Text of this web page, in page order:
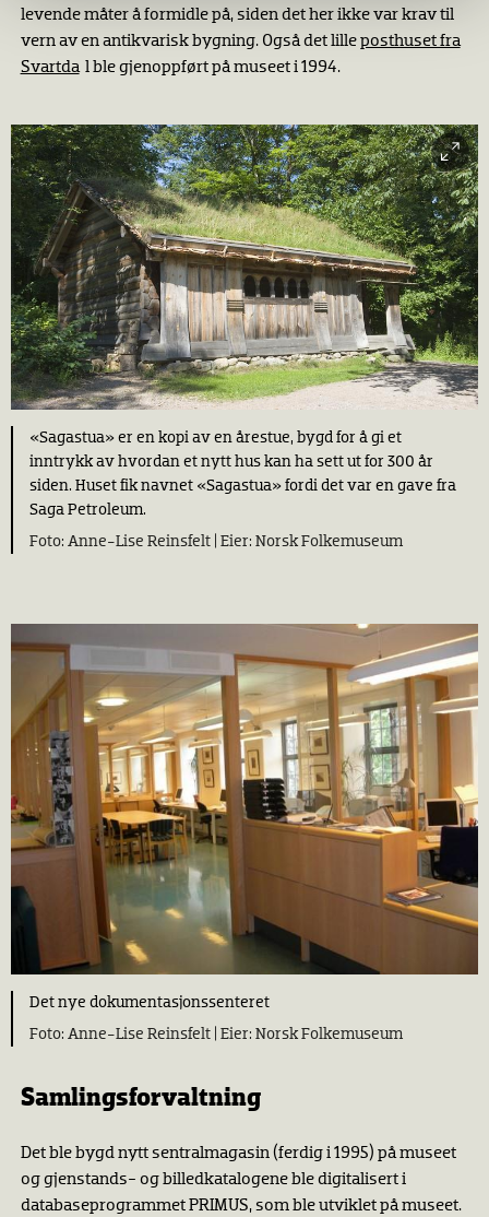
levende måter å formidle på, siden det her ikke var krav til
vern av en antikvarisk bygning. Også det lilleposthuset fra
Svartda l ble gjenoppført på museet i 1994.
«Sagastua» er en kopi av en årestue, bygd for å gi et
inntrykk av hvordan et nytt hus kan ha sett ut for 300 år
siden. Huset fik navnet «Sagastua» fordi det var en gave fra
Saga Petroleum.
Anne-Lise Reinsfelt |
Norsk Folkemuseum
Det nye dokumentasjonssenteret
Anne-Lise Reinsfelt |
Norsk Folkemuseum
Samlingsforvaltning
Det ble bygd nytt sentralmagasin (ferdig i 1995) på museet
og gjenstands- og billedkatalogene ble digitalisert i
databaseprogrammet PRIMUS, som ble utviklet på museet.